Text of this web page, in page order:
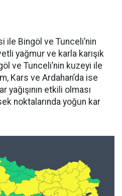
ile Bingöl ve Tunceli’nin
yağmur ve karla karışık
ve Tunceli’nin kuzeyi ile
Kars ve Ardahan’da ise
yağışının etkili olması
noktalarında yoğun kar